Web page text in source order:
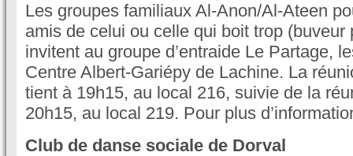
Les groupes familiaux Al-Anon/Al-Ateen
amis de celui ou celle qui boit trop (buveur
invitent au groupe d’entraide Le Partage,
Centre Albert-Gariépy de Lachine. La
tient à 19h15, au local 216, suivie de la
20h15, au local 219. Pour plus
Club de danse sociale de Dorval